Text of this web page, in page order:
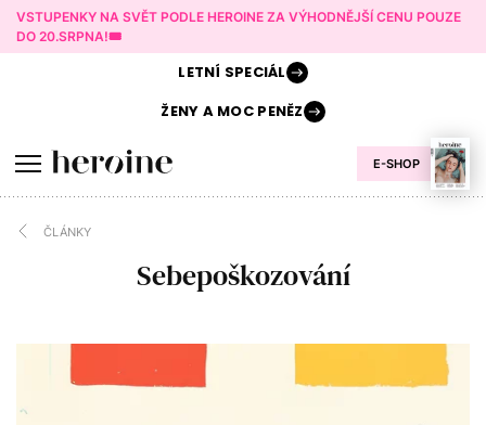
VSTUPENKY NA SVĚT PODLE HEROINE ZA VÝHODNĚJŠÍ CENU POUZE
DO 20.SRPNA!🎟️
E-SHOP
LETNÍ SPECIÁL
ŽENY AMOC PENĚZ
ČLÁNKY
Sebepoškozování